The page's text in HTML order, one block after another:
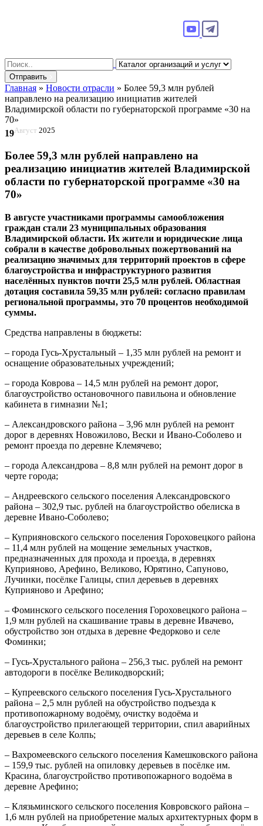
Search
for:
Отправить
Главная » Новости отрасли » Более 59,3 млн рублей
направлено на реализацию инициатив жителей
Владимирской области по губернаторской программе «30 на
70»
19Август 2025
Более 59,3 млн рублей направлено на
реализацию инициатив жителей Владимирской
области по губернаторской программе «30 на
70»
В августе участниками программы самообложения
граждан стали 23 муниципальных образования
Владимирской области. Их жители и юридические лица
собрали в качестве добровольных пожертвований на
реализацию значимых для территорий проектов в сфере
благоустройства и инфраструктурного развития
населённых пунктов почти 25,5 млн рублей. Областная
дотация составила 59,35 млн рублей: согласно правилам
региональной программы, это 70 процентов необходимой
суммы.
Средства направлены в бюджеты:
– города Гусь-Хрустальный – 1,35 млн рублей на ремонт и
оснащение образовательных учреждений;
– города Коврова – 14,5 млн рублей на ремонт дорог,
благоустройство остановочного павильона и обновление
кабинета в гимназии №1;
– Александровского района – 3,96 млн рублей на ремонт
дорог в деревнях Новожилово, Вески и Ивано-Соболево и
ремонт проезда по деревне Клемячево;
– города Александрова – 8,8 млн рублей на ремонт дорог в
черте города;
– Андреевского сельского поселения Александровского
района – 302,9 тыс. рублей на благоустройство обелиска в
деревне Ивано-Соболево;
– Куприяновского сельского поселения Гороховецкого района
– 11,4 млн рублей на мощение земельных участков,
предназначенных для прохода и проезда, в деревнях
Куприяново, Арефино, Великово, Юрятино, Сапуново,
Лучинки, посёлке Галицы, спил деревьев в деревнях
Куприяново и Арефино;
– Фоминского сельского поселения Гороховецкого района –
1,9 млн рублей на скашивание травы в деревне Ивачево,
обустройство зон отдыха в деревне Федорково и селе
Фоминки;
– Гусь-Хрустального района – 256,3 тыс. рублей на ремонт
автодороги в посёлке Великодворский;
– Купреевского сельского поселения Гусь-Хрустального
района – 2,5 млн рублей на обустройство подъезда к
противопожарному водоёму, очистку водоёма и
благоустройство прилегающей территории, спил аварийных
деревьев в селе Колпь;
– Вахромеевского сельского поселения Камешковского района
– 159,9 тыс. рублей на опиловку деревьев в посёлке им.
Красина, благоустройство противопожарного водоёма в
деревне Арефино;
– Клязьминского сельского поселения Ковровского района –
1,6 млн рублей на приобретение малых архитектурных форм в